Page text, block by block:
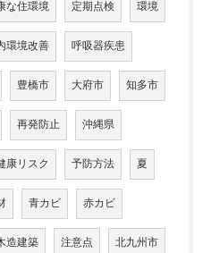
な住環境 定期点検 環境
環境改善 呼吸器疾患
豊橋市 大府市 知多市
再発防止 沖縄県
康リスク 予防方法 夏
青カビ 赤カビ
造建築 注意点 北九州市